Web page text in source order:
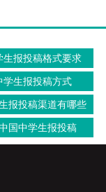
生报投稿格式要求
学生报投稿方式
报投稿渠道有哪些
国中学生报投稿